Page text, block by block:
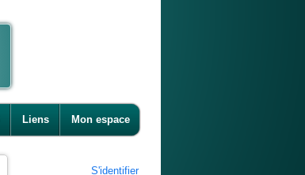
Liens Mon espace
S'identifier